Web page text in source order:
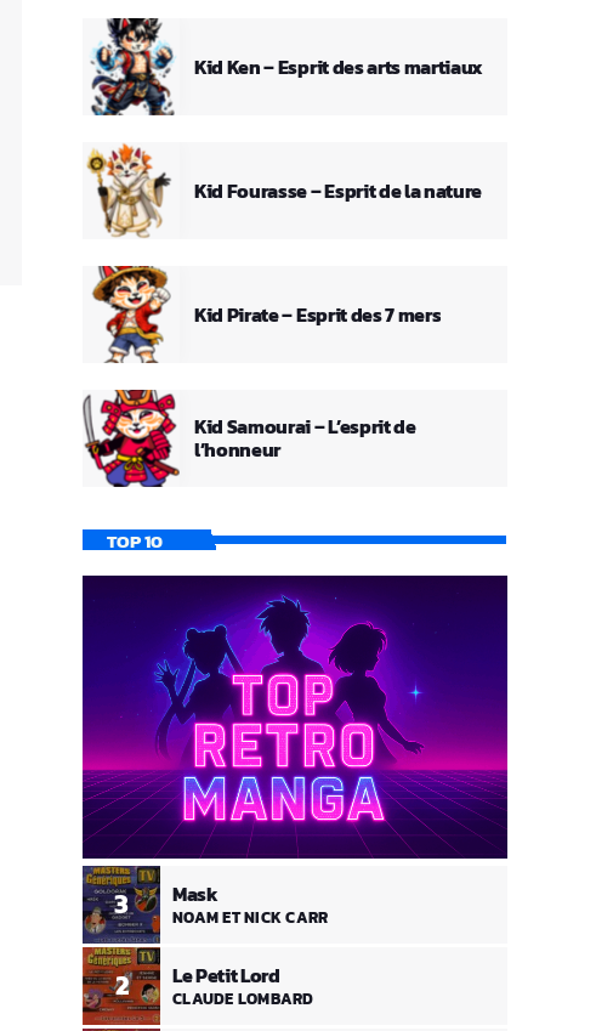
Kid Ken – Esprit des arts martiaux
Kid Fourasse – Esprit de la nature
Kid Pirate – Esprit des 7 mers
Kid Samourai – L’esprit de
l’honneur
TOP 10
2 Le Petit Lord
CLAUDE LOMBARD
3 Mask
NOAM ET NICK CARR